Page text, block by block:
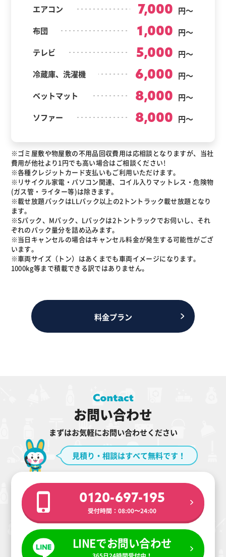
エアコン 7,000 円～
布団
1,000 円～
テレビ
5,000 円～
冷蔵庫、洗濯機
6,000 円～
ベットマット
8,000 円～
ソファー
8,000 円～
※ゴミ屋敷や物屋敷の不用品回収費用は応相談となりますが、当社
費用が他社より1円でも高い場合はご相談ください!
※各種クレジットカード支払いもご利用いただけます。
※リサイクル家電・パソコン関連、コイル入りマットレス・危険物
(ガス管・ライター等)は除きます。
※載せ放題パックはLLパック以上の2トントラック載せ放題となり
ます。
※Sパック、Mパック、Lパックは2トントラックでお伺いし、それ
ぞれのパック量分を詰め込みます。
※当日キャンセルの場合はキャンセル料金が発生する可能性がござ
います。
※車両サイズ（トン）はあくまでも車両イメージになります。
1000kg等まで積載できる訳ではありません。
料金プラン
お問い合わせ
まずはお気軽にお問い合わせください
見積り・相談はすべて無料です！
0120-697-195
受付時間：08:00〜24:00
LINEでお問い合わせ